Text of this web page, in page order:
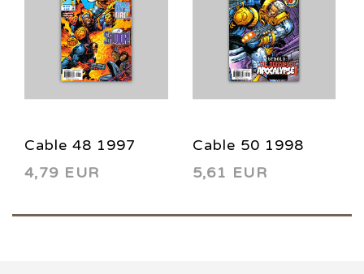
Cable 48 1997
4,79 EUR
Cable 50 1998
5,61 EUR